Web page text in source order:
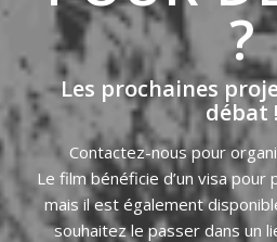
?
Les prochaines
débat !
Contactez-nous pour
Le film bénéficie d’un visa pour
mais il est également
souhaitez le passer dans un